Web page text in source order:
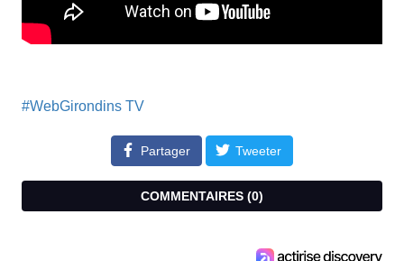
#WebGirondins TV
Partager Tweeter
COMMENTAIRES (0)